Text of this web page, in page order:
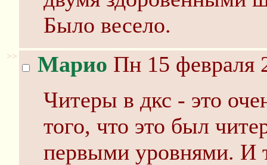
Было весело.
>> Марио Пн 15 февраля
Читеры в дкс - это
того, что это был
первыми уровнями. И